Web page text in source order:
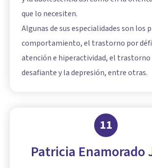
que lo necesiten.
Algunas de sus especialidades son los
comportamiento, el trastorno por
atención e hiperactividad, el
desafiante y la depresión, entre otras.
11
Patricia Enamorado